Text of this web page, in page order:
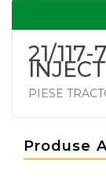
21/
PIESE
Produse